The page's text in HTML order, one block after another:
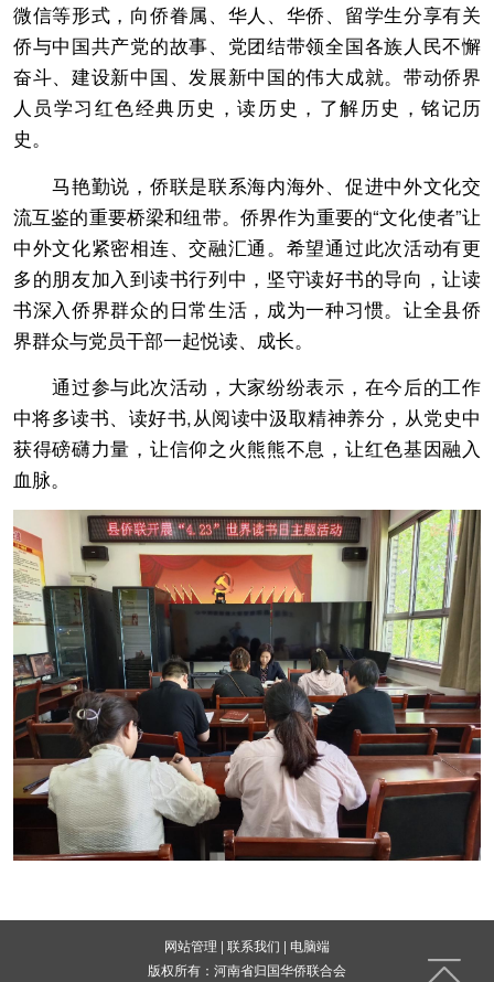
微信等形式，向侨眷属、华人、华侨、留学生分享有关
侨与中国共产党的故事、党团结带领全国各族人民不懈
奋斗、建设新中国、发展新中国的伟大成就。带动侨界
人员学习红色经典历史，读历史，了解历史，铭记历
史。
马艳勤说，侨联是联系海内海外、促进中外文化交
流互鉴的重要桥梁和纽带。侨界作为重要的“文化使者”让
中外文化紧密相连、交融汇通。希望通过此次活动有更
多的朋友加入到读书行列中，坚守读好书的导向，让读
书深入侨界群众的日常生活，成为一种习惯。让全县侨
界群众与党员干部一起悦读、成长。
通过参与此次活动，大家纷纷表示，在今后的工作
中将多读书、读好书,从阅读中汲取精神养分，从党史中
获得磅礴力量，让信仰之火熊熊不息，让红色基因融入
血脉。
网站管理 | 联系我们 | 电脑端
版权所有：河南省归国华侨联合会